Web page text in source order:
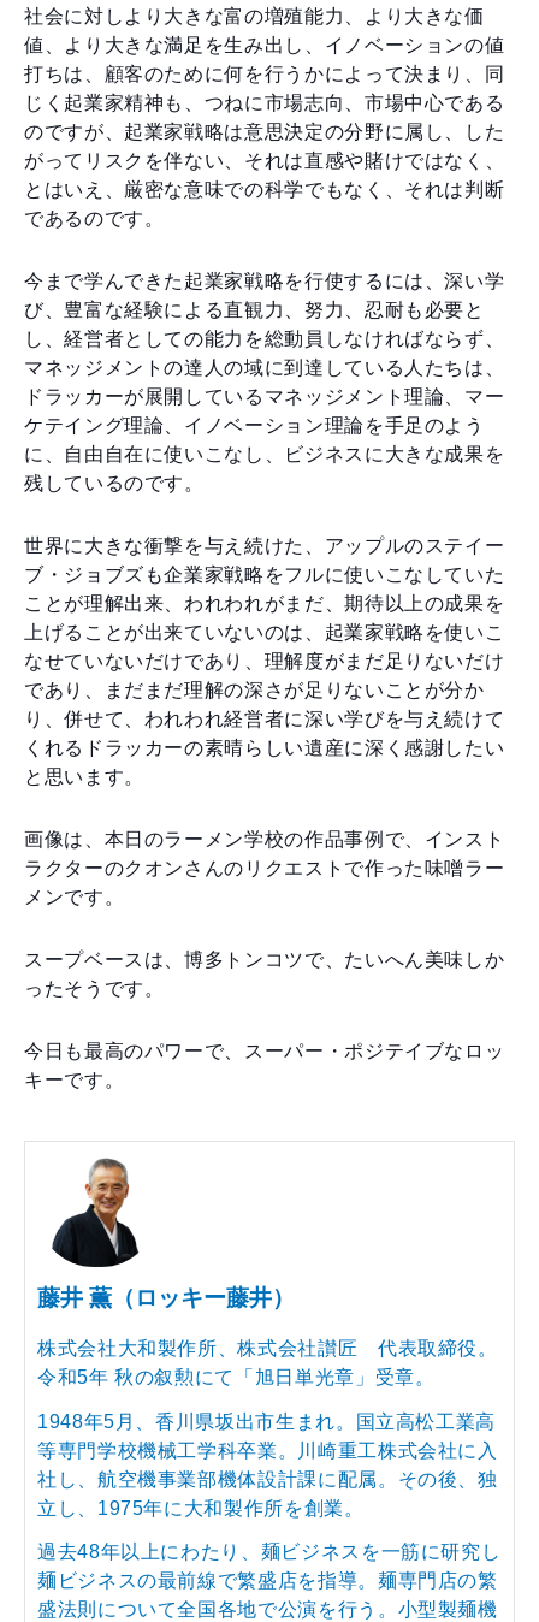
社会に対しより大きな富の増殖能力、より大きな価
値、より大きな満足を生み出し、イノベーションの値
打ちは、顧客のために何を行うかによって決まり、同
じく起業家精神も、つねに市場志向、市場中心である
のですが、起業家戦略は意思決定の分野に属し、した
がってリスクを伴ない、それは直感や賭けではなく、
とはいえ、厳密な意味での科学でもなく、それは判断
であるのです。
今まで学んできた起業家戦略を行使するには、深い学
び、豊富な経験による直観力、努力、忍耐も必要と
し、経営者としての能力を総動員しなければならず、
マネッジメントの達人の域に到達している人たちは、
ドラッカーが展開しているマネッジメント理論、マー
ケテイング理論、イノベーション理論を手足のよう
に、自由自在に使いこなし、ビジネスに大きな成果を
残しているのです。
世界に大きな衝撃を与え続けた、アップルのステイー
ブ・ジョブズも企業家戦略をフルに使いこなしていた
ことが理解出来、われわれがまだ、期待以上の成果を
上げることが出来ていないのは、起業家戦略を使いこ
なせていないだけであり、理解度がまだ足りないだけ
であり、まだまだ理解の深さが足りないことが分か
り、併せて、われわれ経営者に深い学びを与え続けて
くれるドラッカーの素晴らしい遺産に深く感謝したい
と思います。
画像は、本日のラーメン学校の作品事例で、インスト
ラクターのクオンさんのリクエストで作った味噌ラー
メンです。
スープベースは、博多トンコツで、たいへん美味しか
ったそうです。
今日も最高のパワーで、スーパー・ポジテイブなロッ
キーです。
藤井 薫（ロッキー藤井）
株式会社大和製作所、株式会社讃匠 代表取締役。
令和5年 秋の叙勲にて「旭日単光章」受章。
1948年5月、香川県坂出市生まれ。国立高松工業高
等専門学校機械工学科卒業。川崎重工株式会社に入
社し、航空機事業部機体設計課に配属。その後、独
立し、1975年に大和製作所を創業。
過去48年以上にわたり、麺ビジネスを一筋に研究し
麺ビジネスの最前線で繁盛店を指導。麺専門店の繁
盛法則について全国各地で公演を行う。小型製麺機